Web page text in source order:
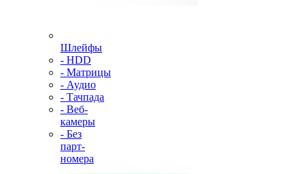
Шлейфы
- HDD
- Матрицы
- Аудио
- Тачпада
- Веб-
камеры
- Без
парт-
номера